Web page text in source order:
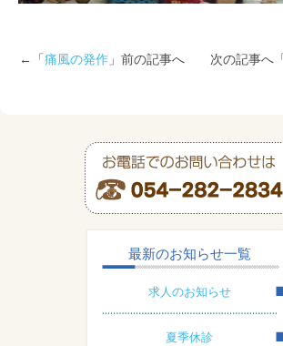
←「 痛風の発作 」前の記事へ 次の記事へ「
最新のお知らせ一覧
求人のお知らせ
夏季休診